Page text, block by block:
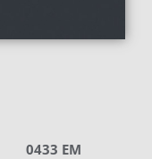
0433 EM